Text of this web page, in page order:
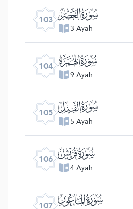
103 ﰔ
3 Ayah
104 ﰕ
9 Ayah
105 ﰖ
5 Ayah
106 ﰗ
4 Ayah
107 ﰘ